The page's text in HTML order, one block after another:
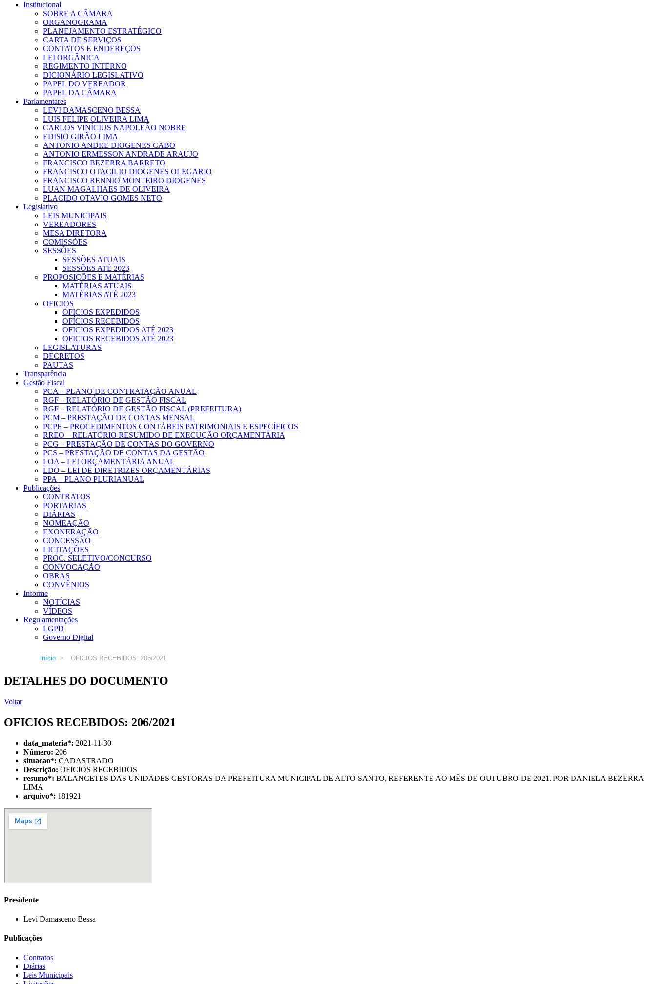
Institucional
SOBRE A CÂMARA
ORGANOGRAMA
PLANEJAMENTO ESTRATÉGICO
CARTA DE SERVIÇOS
CONTATOS E ENDEREÇOS
LEI ORGÂNICA
REGIMENTO INTERNO
DICIONÁRIO LEGISLATIVO
PAPEL DO VEREADOR
PAPEL DA CÂMARA
Parlamentares
LEVI DAMASCENO BESSA
LUIS FELIPE OLIVEIRA LIMA
CARLOS VINÍCIUS NAPOLEÃO NOBRE
EDISIO GIRÃO LIMA
ANTONIO ANDRE DIOGENES CABO
ANTONIO ERMESSON ANDRADE ARAUJO
FRANCISCO BEZERRA BARRETO
FRANCISCO OTACILIO DIOGENES OLEGARIO
FRANCISCO RENNIO MONTEIRO DIOGENES
LUAN MAGALHAES DE OLIVEIRA
PLACIDO OTAVIO GOMES NETO
Legislativo
LEIS MUNICIPAIS
VEREADORES
MESA DIRETORA
COMISSÕES
SESSÕES
SESSÕES ATUAIS
SESSÕES ATÉ 2023
PROPOSIÇÕES E MATÉRIAS
MATÉRIAS ATUAIS
MATÉRIAS ATÉ 2023
OFICIOS
OFICIOS EXPEDIDOS
OFÍCIOS RECEBIDOS
OFICIOS EXPEDIDOS ATÉ 2023
OFICIOS RECEBIDOS ATÉ 2023
LEGISLATURAS
DECRETOS
PAUTAS
Transparência
Gestão Fiscal
PCA – PLANO DE CONTRATAÇÃO ANUAL
RGF – RELATÓRIO DE GESTÃO FISCAL
RGF – RELATÓRIO DE GESTÃO FISCAL (PREFEITURA)
PCM – PRESTAÇÃO DE CONTAS MENSAL
PCPE – PROCEDIMENTOS CONTÁBEIS PATRIMONIAIS E ESPECÍFICOS
RREO – RELATÓRIO RESUMIDO DE EXECUÇÃO ORÇAMENTÁRIA
PCG – PRESTAÇÃO DE CONTAS DO GOVERNO
PCS – PRESTAÇÃO DE CONTAS DA GESTÃO
LOA – LEI ORÇAMENTÁRIA ANUAL
LDO – LEI DE DIRETRIZES ORÇAMENTÁRIAS
PPA – PLANO PLURIANUAL
Publicações
CONTRATOS
PORTARIAS
DIÁRIAS
NOMEAÇÃO
EXONERAÇÃO
CONCESSÃO
LICITAÇÕES
PROC. SELETIVO/CONCURSO
CONVOCAÇÃO
OBRAS
CONVÊNIOS
Informe
NOTÍCIAS
VÍDEOS
Regulamentações
LGPD
Governo Digital
Início > OFICIOS RECEBIDOS: 206/2021
DETALHES DO DOCUMENTO
Voltar
OFICIOS RECEBIDOS: 206/2021
data_materia*: 2021-11-30
Número: 206
situacao*: CADASTRADO
Descrição: OFICIOS RECEBIDOS
resumo*: BALANCETES DAS UNIDADES GESTORAS DA PREFEITURA MUNICIPAL DE ALTO SANTO, REFERENTE AO MÊS DE OUTUBRO DE 2021. POR DANIELA BEZERRA
LIMA
arquivo*: 181921
Presidente
Levi Damasceno Bessa
Publicações
Contratos
Diárias
Leis Municipais